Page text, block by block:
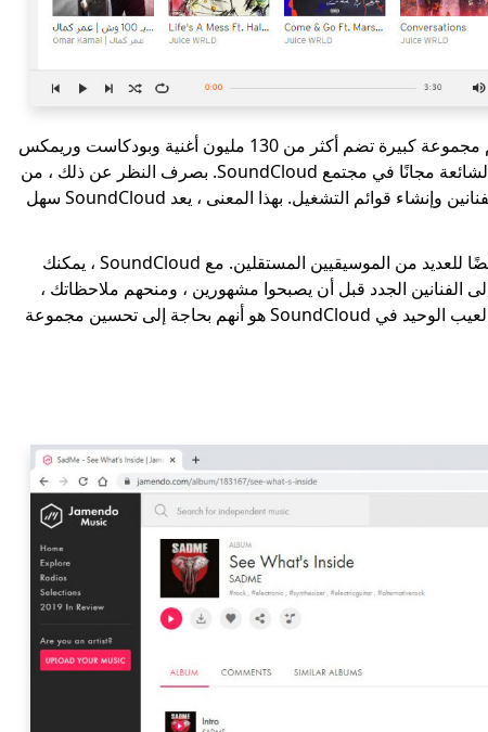
SoundCloud هو أفضل بديل لـ Spotify. يضم مجموعة كبيرة تضم أكثر من 130 مليون أغنية وبودكاست وريمكس
وأغلفة. يمكنك بسهولة العثور على الموسيقى الشائعة مجانًا في مجتمع SoundCloud. بصرف النظر عن ذلك ، من
السهل عليك حفظ المقاطع الصوتية ومتابعة الفنانين وإنشاء قوائم التشغيل. بهذا المعنى ، يعد SoundCloud سهل
إلى جانب ذلك ، فإن SoundCloud معروفة أيضًا للعديد من الموسيقيين المستقلين. مع SoundCloud ، يمكنك
الفنانين الجدد قبل أن يصبحوا مشهورين ، ومنحهم ملاحظاتك ،
وتكون جزءًا من مجتمع كبير من الموسيقيين. العيب الوحيد في SoundCloud هو أنهم بحاجة إلى تحسين مجموعة